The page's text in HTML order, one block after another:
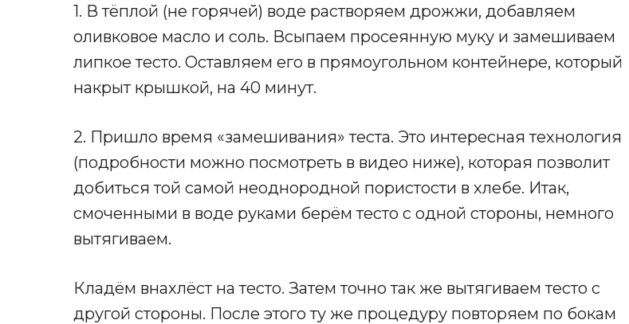
1. В тёплой (не горячей) воде растворяем дрожжи, добавляем
оливковое масло и соль. Всыпаем просеянную муку и замешиваем
липкое тесто. Оставляем его в прямоугольном контейнере, который
накрыт крышкой, на 40 минут.
2. Пришло время «замешивания» теста. Это интересная технология
(подробности можно посмотреть в видео ниже), которая позволит
добиться той самой неоднородной пористости в хлебе. Итак,
смоченными в воде руками берём тесто с одной стороны, немного
вытягиваем.
Кладём внахлёст на тесто. Затем точно так же вытягиваем тесто с
другой стороны. После этого ту же процедуру повторяем по бокам